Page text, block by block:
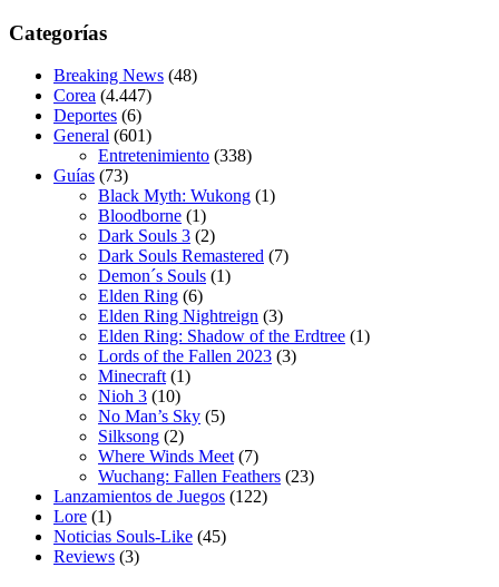
Categorías
Breaking News (48)
Corea (4.447)
Deportes (6)
General (601)
Entretenimiento (338)
Guías (73)
Black Myth: Wukong (1)
Bloodborne (1)
Dark Souls 3 (2)
Dark Souls Remastered (7)
Demon´s Souls (1)
Elden Ring (6)
Elden Ring Nightreign (3)
Elden Ring: Shadow of the Erdtree (1)
Lords of the Fallen 2023 (3)
Minecraft (1)
Nioh 3 (10)
No Man’s Sky (5)
Silksong (2)
Where Winds Meet (7)
Wuchang: Fallen Feathers (23)
Lanzamientos de Juegos (122)
Lore (1)
Noticias Souls-Like (45)
Reviews (3)